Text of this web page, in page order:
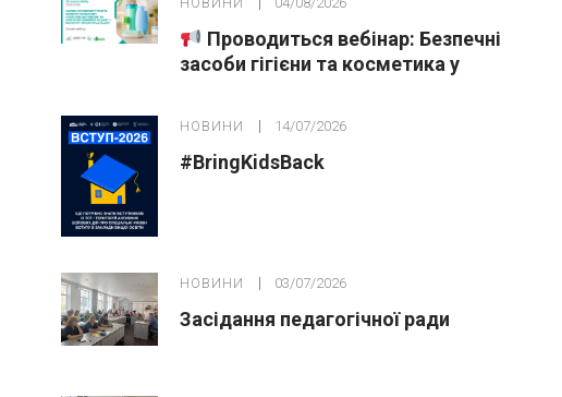
Проводиться вебінар: Безпечні
засоби гігієни та косметика у
НОВИНИ 14/07/2026
#BringKidsBack
НОВИНИ 03/07/2026
Засідання педагогічної ради